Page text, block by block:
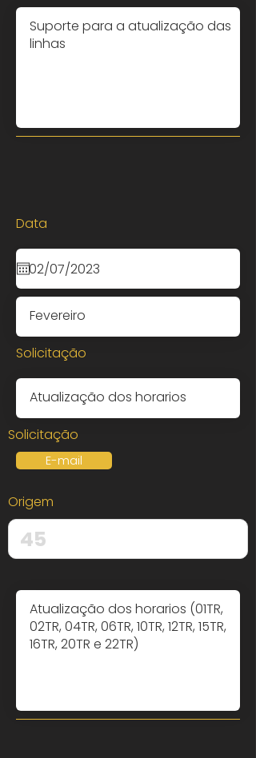
Data
Solicitação
Solicitação
E-mail
Origem